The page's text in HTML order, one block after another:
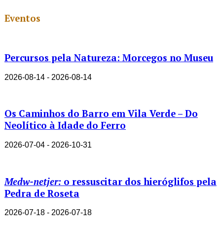
Eventos
Percursos pela Natureza: Morcegos no Museu
2026-08-14 - 2026-08-14
Os Caminhos do Barro em Vila Verde – Do
Neolítico à Idade do Ferro
2026-07-04 - 2026-10-31
Medw-netjer: o ressuscitar dos hieróglifos pela
Pedra de Roseta
2026-07-18 - 2026-07-18